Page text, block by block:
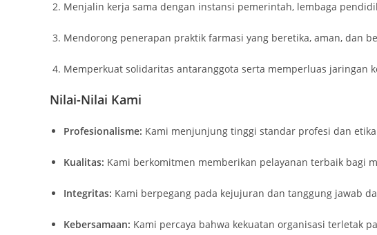
Menjalin kerja sama dengan instansi pemerintah, lembaga
Mendorong penerapan praktik farmasi yang beretika, aman, dan
Memperkuat solidaritas antaranggota serta memperluas jaringan
Nilai-Nilai Kami
Profesionalisme: Kami menjunjung tinggi standar profesi dan
Kualitas: Kami berkomitmen memberikan pelayanan terbaik bagi
Integritas: Kami berpegang pada kejujuran dan tanggung jawab
Kebersamaan: Kami percaya bahwa kekuatan organisasi terletak